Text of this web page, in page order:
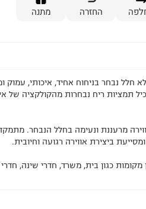
החזרה מתנה
חלל נבחר בניחוח אחיד, איכותי, עמוק
תמציות ריח נבחרות מהקולקציה של
מרעננת ונעימה בחלל הנבחר.
ביצירת אווירה רגועה וחיובית.
כגון בית, משרד, חדרי שינה, חדרי